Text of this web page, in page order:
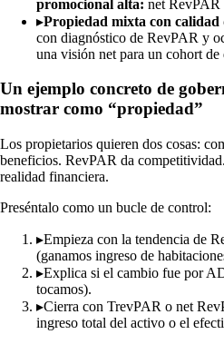
promocional alta: net
▸Propiedad mixta con calidad
con diagnóstico de RevPAR y
una visión net para un cohort
Un ejemplo concreto de
mostrar como “propiedad”
Los propietarios quieren dos cosas:
beneficios. RevPAR da
realidad financiera.
Preséntalo como un bucle de control:
▸Empieza con la tendencia de
(ganamos ingreso de
▸Explica si el cambio fue por
tocamos).
▸Cierra con TrevPAR o net
ingreso total del activo o el